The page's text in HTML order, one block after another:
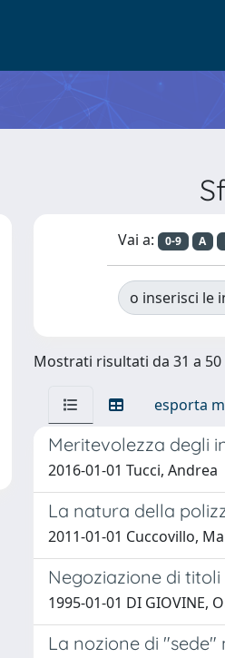
Vai a: 0-9 A
o inserisci le
Mostrati risultati da 31 a 50
esporta
Meritevolezza degli
2016-01-01 Tucci, Andrea
La natura della
2011-01-01 Cuccovillo,
Negoziazione di
1995-01-01 DI GIOVINE,
La nozione di